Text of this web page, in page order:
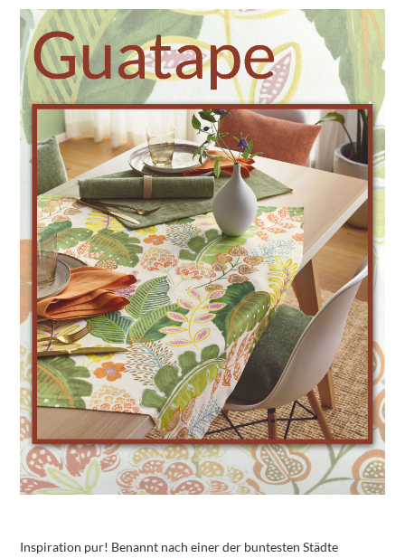
Inspiration pur! Benannt nach einer der buntesten Städte